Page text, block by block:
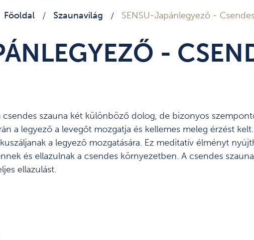
Főoldal / Szaunavilág / SENSU-Japánlegyező -
-
csendes szauna két különböző dolog, de bizonyos
a legyező a levegőt mozgatja és kellemes meleg érzést
a legyező mozgatására. Ez meditatív élményt
és ellazulnak a csendes környezetben. A csendes
ellazulást.